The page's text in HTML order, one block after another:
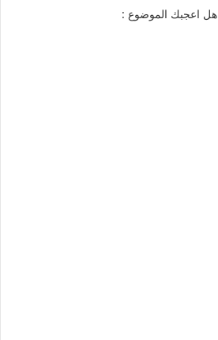
هل اعجبك الموضوع :